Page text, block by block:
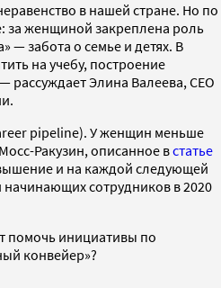
в нашей стране. Но по
за женщиной закреплена роль
— забота о семье и детях. В
на учебу, построение
рассуждает Элина Валеева, CEO
pipeline). У женщин меньше
Ракузин, описанное встатье
и на каждой следующей
начинающих сотрудников в 2020
помочь инициативы по
конвейер»?